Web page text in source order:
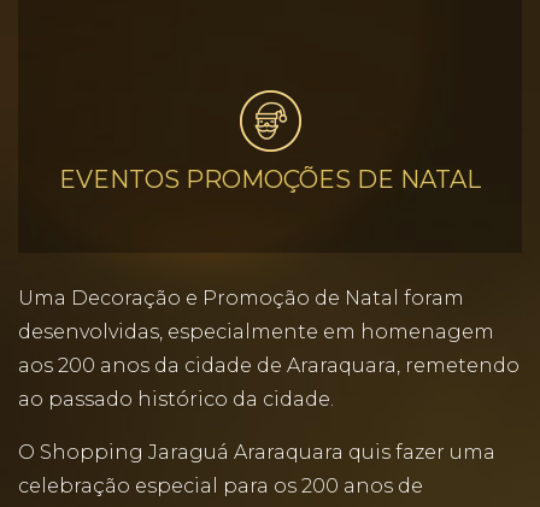
EVENTOS PROMOÇÕES DE NATAL
Uma Decoração e Promoção de Natal foram
desenvolvidas, especialmente em homenagem
aos 200 anos da cidade de Araraquara, remetendo
ao passado histórico da cidade.
O Shopping Jaraguá Araraquara quis fazer uma
celebração especial para os 200 anos de